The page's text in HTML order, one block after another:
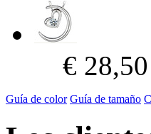
€ 28,50
Guía de color Guía de tamaño